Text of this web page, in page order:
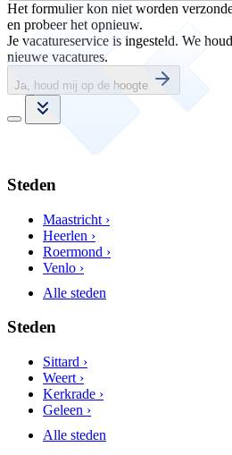
Het formulier kon niet worden
en probeer het opnieuw.
Je vacatureservice is ingesteld. We
nieuwe vacatures.
Ja, houd mij op de hoogte
Steden
Maastricht ›
Heerlen ›
Roermond ›
Venlo ›
Alle steden
Steden
Sittard ›
Weert ›
Kerkrade ›
Geleen ›
Alle steden